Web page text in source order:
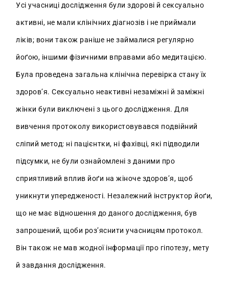
Усі учасниці дослідження були здорові й сексуально
активні, не мали клінічних діагнозів і не приймали
ліків; вони також раніше не займалися регулярно
йоґою, іншими фізичними вправами або медитацією.
Була проведена загальна клінічна перевірка стану їх
здоров’я. Сексуально неактивні незаміжні й заміжні
жінки були виключені з цього дослідження. Для
вивчення протоколу використовувався подвійний
сліпий метод: ні пацієнтки, ні фахівці, які підводили
підсумки, не були ознайомлені з даними про
сприятливий вплив йоґи на жіноче здоров’я, щоб
уникнути упередженості. Незалежний інструктор йоґи,
що не має відношення до даного дослідження, був
запрошений, щоби роз’яснити учасницям протокол.
Він також не мав жодної інформації про гіпотезу, мету
й завдання дослідження.